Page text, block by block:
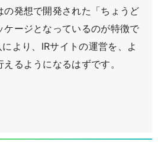
の発想で開発された「ちょうど
ケージとなっているのが特徴で
より、IRサイトの運営を、よ
るようになるはずです。